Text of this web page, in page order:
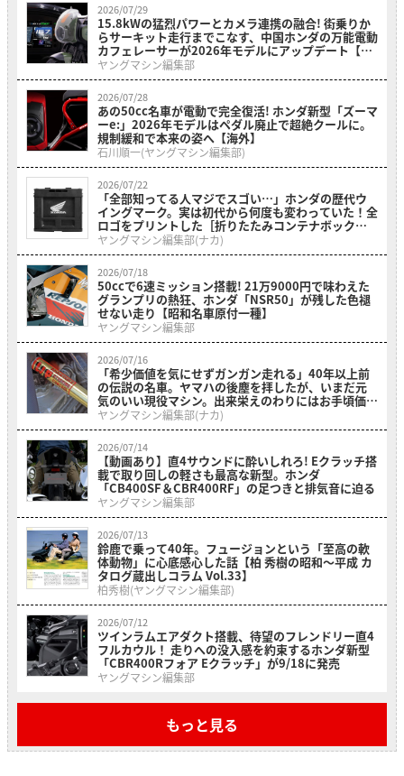
2026/07/29
15.8kWの猛烈パワーとカメラ連携の融合! 街乗りか
らサーキット走行までこなす、中国ホンダの万能電動
カフェレーサーが2026年モデルにアップデート【海
外】
ヤングマシン編集部
2026/07/28
あの50cc名車が電動で完全復活! ホンダ新型「ズーマ
ーe:」2026年モデルはペダル廃止で超絶クールに。
規制緩和で本来の姿へ【海外】
石川順一(ヤングマシン編集部)
2026/07/22
「全部知ってる人マジでスゴい…」ホンダの歴代ウ
イングマーク。実は初代から何度も変わっていた！全
ロゴをプリントした［折りたたみコンテナボックス
ホンダウィングヒストリー］
ヤングマシン編集部(ナカ)
2026/07/18
50ccで6速ミッション搭載! 21万9000円で味わえた
グランプリの熱狂、ホンダ「NSR50」が残した色褪
せない走り【昭和名車原付一種】
ヤングマシン編集部
2026/07/16
「希少価値を気にせずガンガン走れる」40年以上前
の伝説の名車。ヤマハの後塵を拝したが、いまだ元
気のいい現役マシン。出来栄えのわりにはお手頃価格
の「ホンダ・RS500R」を紹介
ヤングマシン編集部(ナカ)
2026/07/14
【動画あり】直4サウンドに酔いしれろ! Eクラッチ搭
載で取り回しの軽さも最高な新型。ホンダ
「CB400SF＆CBR400RF」の足つきと排気音に迫る
ヤングマシン編集部
2026/07/13
鈴鹿で乗って40年。フュージョンという「至高の軟
体動物」に心底感心した話【柏 秀樹の昭和〜平成 カ
タログ蔵出しコラム Vol.33】
柏秀樹(ヤングマシン編集部)
2026/07/12
ツインラムエアダクト搭載、待望のフレンドリー直4
フルカウル！ 走りへの没入感を約束するホンダ新型
「CBR400Rフォア Eクラッチ」が9/18に発売
ヤングマシン編集部
もっと見る